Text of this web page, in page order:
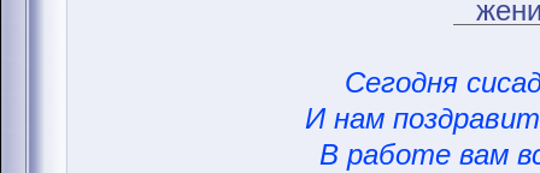
Сегодня
И нам
В работе вам